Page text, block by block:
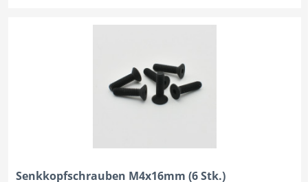
Senkkopfschrauben M4x16mm (6 Stk.)